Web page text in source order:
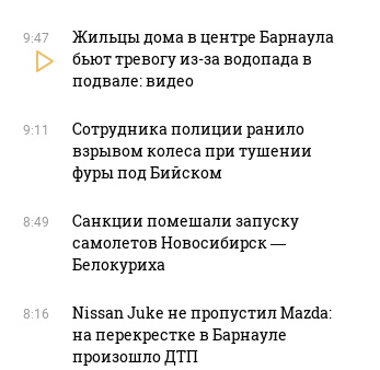
В магазинах России
продукта: что купить?
СМИ: В
9:47
Жильцы дома в центре Барнаула
бьют тревогу из-за водопада в
подвале: видео
9:11
Сотрудника полиции ранило
взрывом колеса при тушении
фуры под Бийском
8:49
Санкции помешали запуску
самолетов Новосибирск —
Белокуриха
8:16
Nissan Juke не пропустил Mazda:
на перекрестке в Барнауле
произошло ДТП